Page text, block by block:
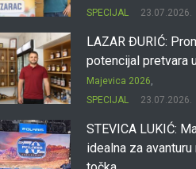
SPECIJAL
23.07.2026.
LAZAR ĐURIĆ:
potencijal pretvara
Majevica 2026
SPECIJAL
23.07.2026.
STEVICA LUKIĆ:
idealna za